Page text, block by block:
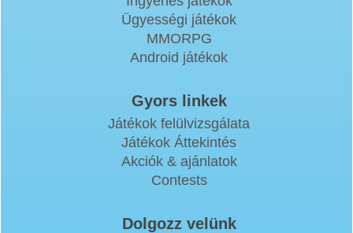
Ügyességi játékok
MMORPG
Android játékok
Gyors linkek
Játékok felülvizsgálata
Játékok Áttekintés
Akciók & ajánlatok
Contests
Dolgozz velünk